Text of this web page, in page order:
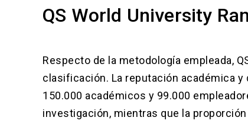
QS World University
Respecto de la metodología empleada,
clasificación. La reputación académica
150.000 académicos y 99.000
investigación, mientras que la